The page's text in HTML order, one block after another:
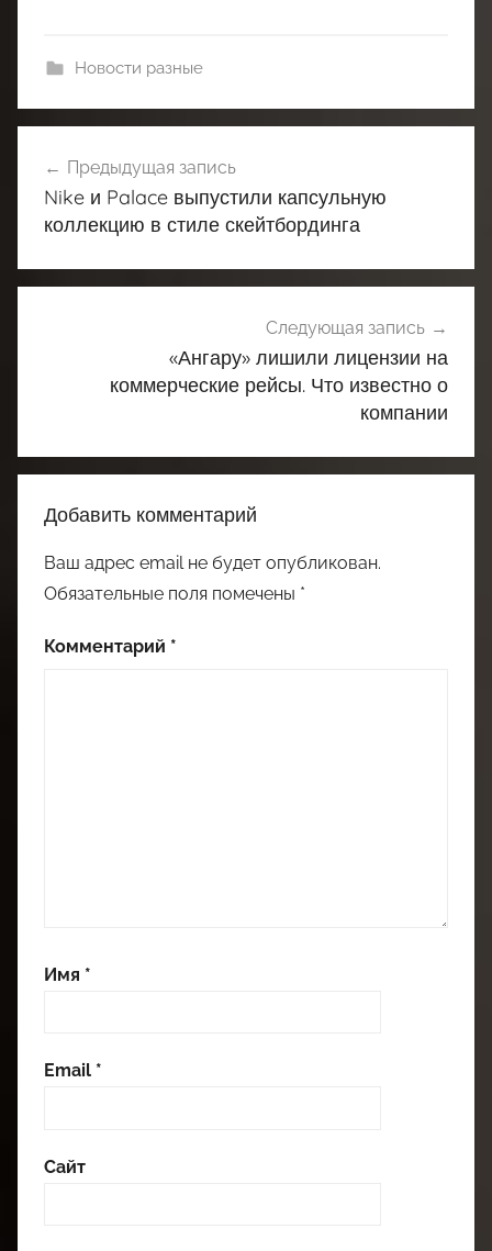
Новости разные
по
записям
Предыдущая запись
Nike и Palace выпустили капсульную
коллекцию в стиле скейтбординга
Следующая запись
«Ангару» лишили лицензии на
коммерческие рейсы. Что известно о
компании
Добавить комментарий
Ваш адрес email не будет опубликован.
Обязательные поля помечены *
Комментарий *
Имя *
Email *
Сайт